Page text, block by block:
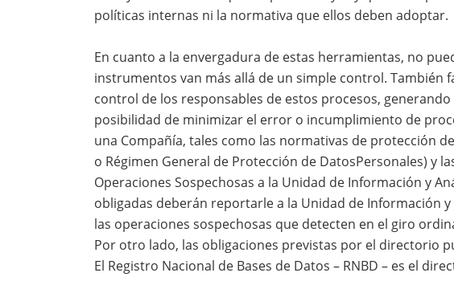
políticas internas ni la normativa que ellos deben adoptar.
En cuanto a la envergadura de estas herramientas, no
instrumentos van más allá de un simple control. También
control de los responsables de estos procesos,
posibilidad de minimizar el error o incumplimiento de
una Compañía, tales como las normativas de protección
o Régimen General de Protección de DatosPersonales) y
Operaciones Sospechosas a la Unidad de Información y
obligadas deberán reportarle a la Unidad de Información y
las operaciones sospechosas que detecten en el giro
Por otro lado, las obligaciones previstas por el directorio
El Registro Nacional de Bases de Datos – RNBD – es el